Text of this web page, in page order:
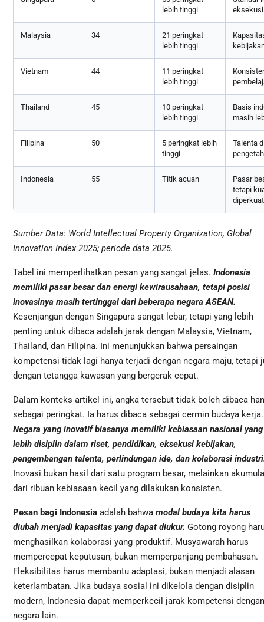
lebih tinggi
Malaysia 34
21 peringkat
lebih tinggi
Vietnam 44
11 peringkat
lebih tinggi
Thailand 45
10 peringkat
lebih tinggi
Basis
masih
Filipina 50
5 peringkat lebih
tinggi
Talenta
Indonesia 55 Titik acuan
Pasar
tetapi
diperkuat
Sumber Data: World Intellectual Property Organization, Global
Innovation Index 2025; periode data 2025.
Tabel ini memperlihatkan pesan yang sangat jelas. Indonesia
memiliki pasar besar dan energi kewirausahaan, tetapi posisi
inovasinya masih tertinggal dari beberapa negara ASEAN.
Kesenjangan dengan Singapura sangat lebar, tetapi yang lebih
penting untuk dibaca adalah jarak dengan Malaysia, Vietnam,
Thailand, dan Filipina. Ini menunjukkan bahwa persaingan
kompetensi tidak lagi hanya terjadi dengan negara maju, tetapi
dengan tetangga kawasan yang bergerak cepat.
Dalam konteks artikel ini, angka tersebut tidak boleh dibaca
sebagai peringkat. Ia harus dibaca sebagai cermin budaya kerja.
Negara yang inovatif biasanya memiliki kebiasaan nasional yang
lebih disiplin dalam riset, pendidikan, eksekusi kebijakan,
pengembangan talenta, perlindungan ide, dan kolaborasi
Inovasi bukan hasil dari satu program besar, melainkan
dari ribuan kebiasaan kecil yang dilakukan konsisten.
Pesan bagi Indonesia adalah bahwa modal budaya kita harus
diubah menjadi kapasitas yang dapat diukur. Gotong royong
menghasilkan kolaborasi yang produktif. Musyawarah harus
mempercepat keputusan, bukan memperpanjang pembahasan.
Fleksibilitas harus membantu adaptasi, bukan menjadi alasan
keterlambatan. Jika budaya sosial ini dikelola dengan disiplin
modern, Indonesia dapat memperkecil jarak kompetensi dengan
negara lain.